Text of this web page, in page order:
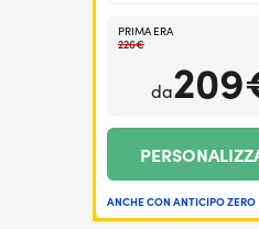
PRIMA ERA
226€
da
ANCHE CON ANTICIPO ZERO